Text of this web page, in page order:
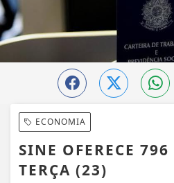
ECONOMIA
SINE OFERECE 796
TERÇA (23)